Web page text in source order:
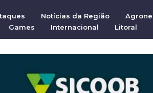
Notícias da Região
Games
Internacional Litoral